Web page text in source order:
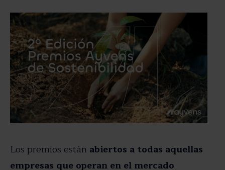
Los premios están abiertos a todas aquellas
empresas que operan en el mercado